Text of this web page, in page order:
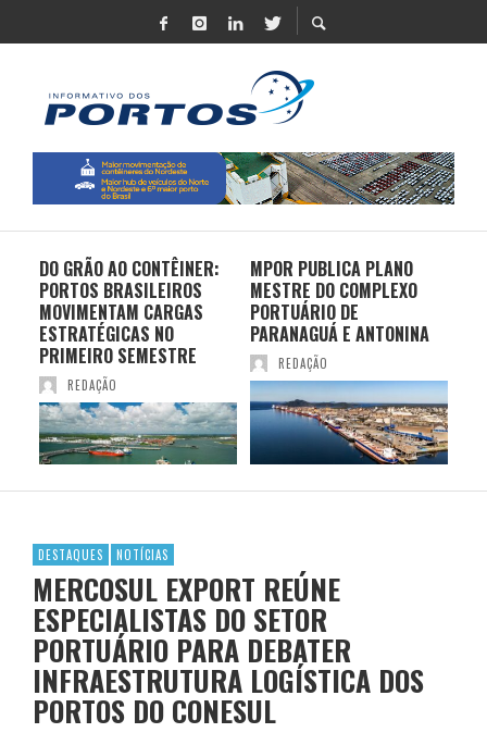
DO GRÃO AO CONTÊINER:
PORTOS BRASILEIROS
MOVIMENTAM CARGAS
ESTRATÉGICAS NO
PRIMEIRO SEMESTRE
REDAÇÃO
MPOR PUBLICA PLANO
MESTRE DO COMPLEXO
PORTUÁRIO DE
PARANAGUÁ E ANTONINA
REDAÇÃO
DESTAQUES NOTÍCIAS
MERCOSUL EXPORT REÚNE
ESPECIALISTAS DO SETOR
PORTUÁRIO PARA DEBATER
INFRAESTRUTURA LOGÍSTICA DOS
PORTOS DO CONESUL